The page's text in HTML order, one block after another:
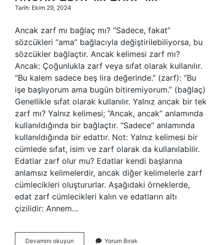
Tarih: Ekim 29, 2024
Ancak zarf mı bağlaç mı? “Sadece, fakat”
sözcükleri “ama” bağlacıyla değiştirilebiliyorsa, bu
sözcükler bağlaçtır. Ancak kelimesi zarf mı?
Ancak: Çoğunlukla zarf veya sıfat olarak kullanılır.
“Bu kalem sadece beş lira değerinde.” (zarf): “Bu
işe başlıyorum ama bugün bitiremiyorum.” (bağlaç)
Genellikle sıfat olarak kullanılır. Yalnız ancak bir tek
zarf mı? Yalnız kelimesi; “Ancak, ancak” anlamında
kullanıldığında bir bağlaçtır. “Sadece” anlamında
kullanıldığında bir edattır. Not: Yalnız kelimesi bir
cümlede sıfat, isim ve zarf olarak da kullanılabilir.
Edatlar zarf olur mu? Edatlar kendi başlarına
anlamsız kelimelerdir, ancak diğer kelimelerle zarf
cümlecikleri oluştururlar. Aşağıdaki örneklerde,
edat zarf cümlecikleri kalın ve edatların altı
çizilidir: Annem…
Devamını okuyun Yorum Bırak